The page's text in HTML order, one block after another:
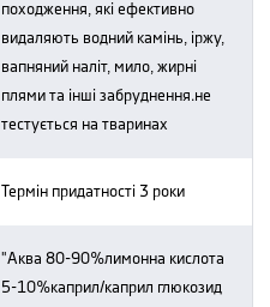
походження, які ефективно
видаляють водний камінь, іржу,
вапняний наліт, мило, жирні
плями та інші забруднення.не
тестується на тваринах
термін придатності 3 роки
"аква 80-90%лимонна кислота
5-10%каприл/каприл глюкозид